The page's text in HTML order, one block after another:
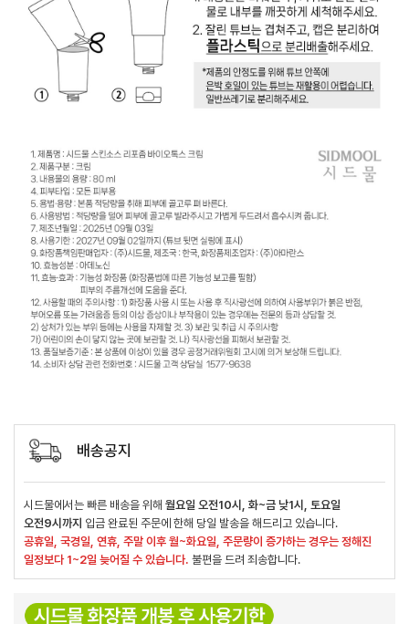
배송공지
시드물에서는 빠른 배송을 위해 월요일 오전10시, 화~금 낮1시, 토요일
오전9시까지 입금 완료된 주문에 한해 당일 발송을 해드리고 있습니다.
공휴일, 국경일, 연휴, 주말 이후 월~화요일, 주문량이 증가하는 경우는 정해진
일정보다 1~2일 늦어질 수 있습니다. 불편을 드려 죄송합니다.